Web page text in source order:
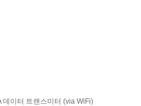
이터 트랜스미터 (via WiFi)